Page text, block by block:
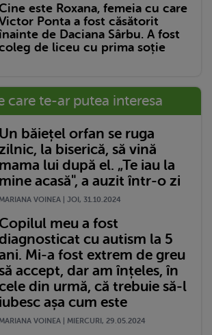
este Roxana, femeia cu care
Ponta a fost căsătorit
de Daciana Sârbu. A fost
de liceu cu prima soție
care te-ar putea interesa
Un băiețel orfan se ruga
la biserică, să vină
mama lui după el. „Te iau la
mine acasă", a auzit într-o zi
MARIANA VOINEA | JOI, 31.10.2024
Copilul meu a fost
cu autism la 5
Mi-a fost extrem de greu
accept, dar am înțeles, în
din urmă, că trebuie să-l
iubesc așa cum este
MARIANA VOINEA | MIERCURI, 29.05.2024